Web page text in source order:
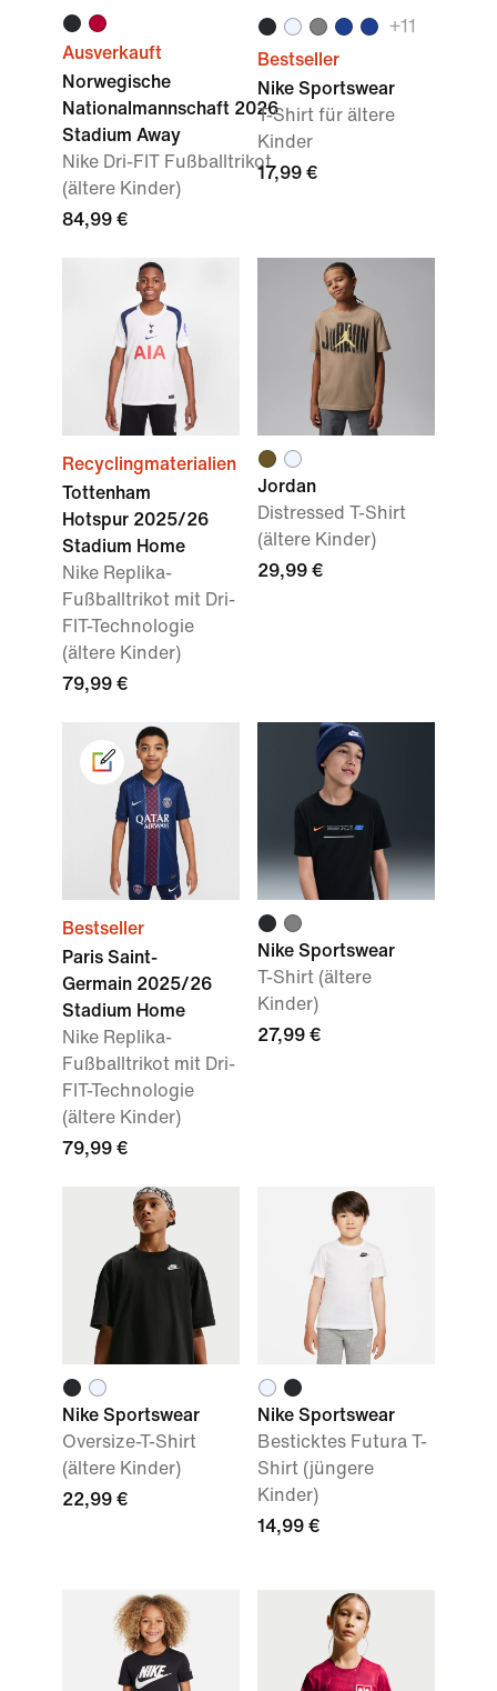
Ausverkauft
Norwegische
Nationalmannschaft 2026
Stadium Away
Nike Dri-FIT Fußballtrikot
(ältere Kinder)
84,99 €
+11
Bestseller
Nike Sportswear
T-Shirt für ältere
Kinder
17,99 €
Recyclingmaterialien
Tottenham
Hotspur 2025/26
Stadium Home
Nike Replika-
Fußballtrikot mit Dri-
FIT-Technologie
(ältere Kinder)
79,99 €
Jordan
Distressed T-Shirt
(ältere Kinder)
29,99 €
Bestseller
Paris Saint-
Germain 2025/26
Stadium Home
Nike Replika-
Fußballtrikot mit Dri-
FIT-Technologie
(ältere Kinder)
79,99 €
Nike Sportswear
T-Shirt (ältere
Kinder)
27,99 €
Nike Sportswear
Oversize-T-Shirt
(ältere Kinder)
22,99 €
Nike Sportswear
Besticktes Futura T-
Shirt (jüngere
Kinder)
14,99 €